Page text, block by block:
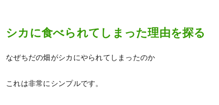
シカに食べられてしまった理由を探る
なぜちだの畑がシカにやられてしまったのか
これは非常にシンプルです。